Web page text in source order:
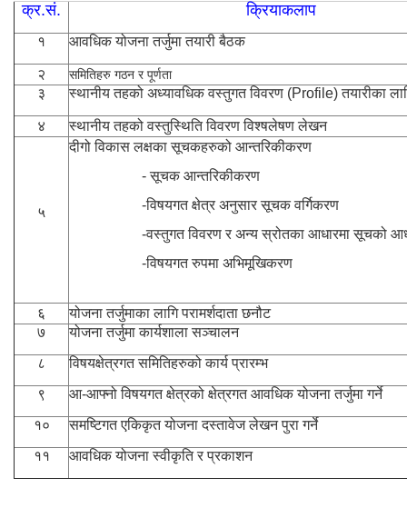
क्र.सं.
१ आवधिक योजना तर्जुमा तयारी बैठक
२ समितिहरु गठन र पूर्णता
३ स्थानीय तहको अध्यावधिक वस्तुगत विवरण (Profile) तयारीका
४ स्थानीय तहको वस्तुस्थिति विवरण विश्षलेषण लेखन
५
दीगो विकास लक्षका सूचकहरुको आन्तरिकीकरण
- सूचक आन्तरिकीकरण
-विषयगत क्षेत्र अनुसार सूचक वर्गिकरण
-वस्तुगत विवरण र अन्य स्रोतका आधारमा सूचको
-विषयगत रुपमा अभिमूखिकरण
६
योजना तर्जुमाका लागि परामर्शदाता छनौट
७
योजना तर्जुमा कार्यशाला सञ्चालन
८
विषयक्षेत्रगत समितिहरुको कार्य प्रारम्भ
९
आ-आफ्नो विषयगत क्षेत्रको क्षेत्रगत आवधिक योजना तर्जुमा गर्ने
१०
समष्टिगत एकिकृत योजना दस्तावेज लेखन पुरा गर्ने
११
आवधिक योजना स्वीकृति र प्रकाशन